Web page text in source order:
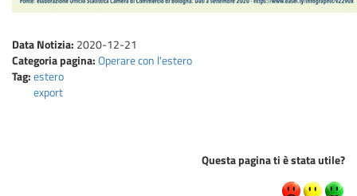
Data Notizia: 2020-12-21
Categoria pagina:Operare con l'estero
Tag:estero
export
Questa pagina ti è stata utile?